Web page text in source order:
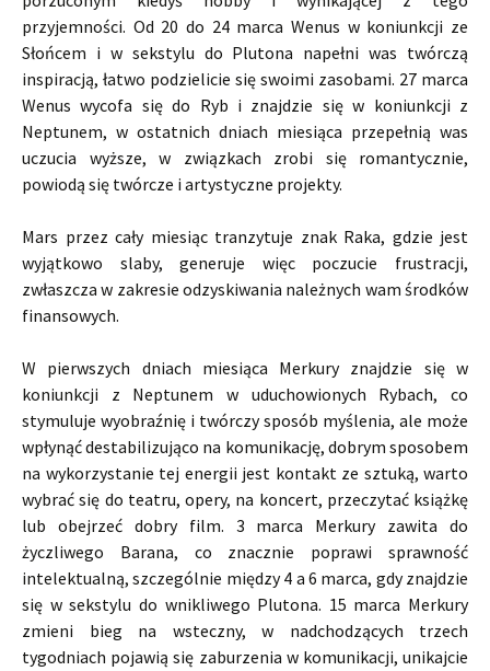
przyjemności. Od 20 do 24 marca Wenus w koniunkcji ze
Słońcem i w sekstylu do Plutona napełni was twórczą
inspiracją, łatwo podzielicie się swoimi zasobami. 27 marca
Wenus wycofa się do Ryb i znajdzie się w koniunkcji z
Neptunem, w ostatnich dniach miesiąca przepełnią was
uczucia wyższe, w związkach zrobi się romantycznie,
powiodą się twórcze i artystyczne projekty.
Mars przez cały miesiąc tranzytuje znak Raka, gdzie jest
wyjątkowo slaby, generuje więc poczucie frustracji,
zwłaszcza w zakresie odzyskiwania należnych wam środków
finansowych.
W pierwszych dniach miesiąca Merkury znajdzie się w
koniunkcji z Neptunem w uduchowionych Rybach, co
stymuluje wyobraźnię i twórczy sposób myślenia, ale może
wpłynąć destabilizująco na komunikację, dobrym sposobem
na wykorzystanie tej energii jest kontakt ze sztuką, warto
wybrać się do teatru, opery, na koncert, przeczytać książkę
lub obejrzeć dobry film. 3 marca Merkury zawita do
życzliwego Barana, co znacznie poprawi sprawność
intelektualną, szczególnie między 4 a 6 marca, gdy znajdzie
się w sekstylu do wnikliwego Plutona. 15 marca Merkury
zmieni bieg na wsteczny, w nadchodzących trzech
tygodniach pojawią się zaburzenia w komunikacji, unikajcie